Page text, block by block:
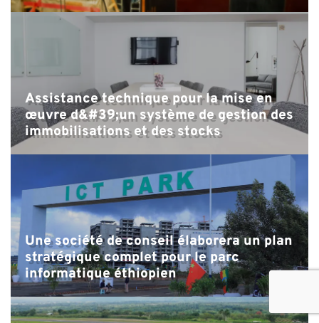
Assistance technique pour la mise en
œuvre d&#39;un système de gestion des
immobilisations et des stocks
Une société de conseil élaborera un plan
stratégique complet pour le parc
informatique éthiopien